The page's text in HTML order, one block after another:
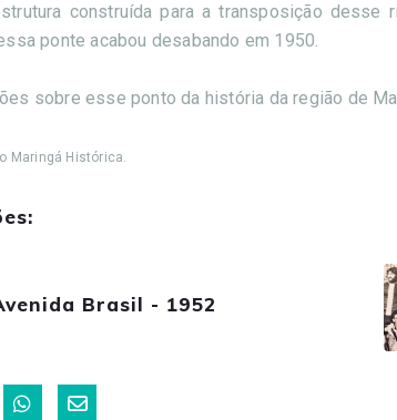
construída para a transposição
ponte acabou desabando em 1950.
sobre esse ponto da história da região de
Maringá Histórica.
Brasil - 1952